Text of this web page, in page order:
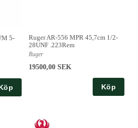
5-
Ruger AR-556 MPR 45,7cm 1/2-
28UNF .223Rem
Ruger
19500,00 SEK
Köp